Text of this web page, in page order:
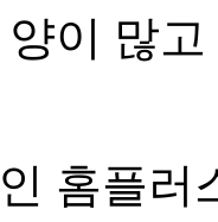
이 많
홈플러